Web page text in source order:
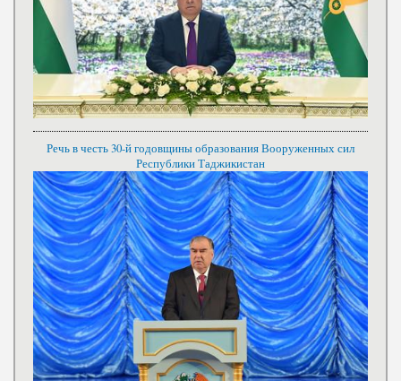
Речь в честь 30-й годовщины образования Вооруженных сил
Республики Таджикистан